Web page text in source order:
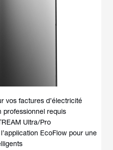
vos factures d’électricité
professionnel requis
Ultra/Pro
EcoFlow pour une